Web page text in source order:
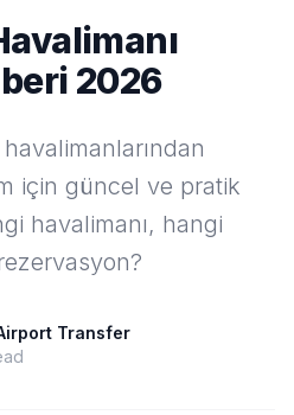
2026
için güncel ve pratik
havalimanı, hangi
Transfer